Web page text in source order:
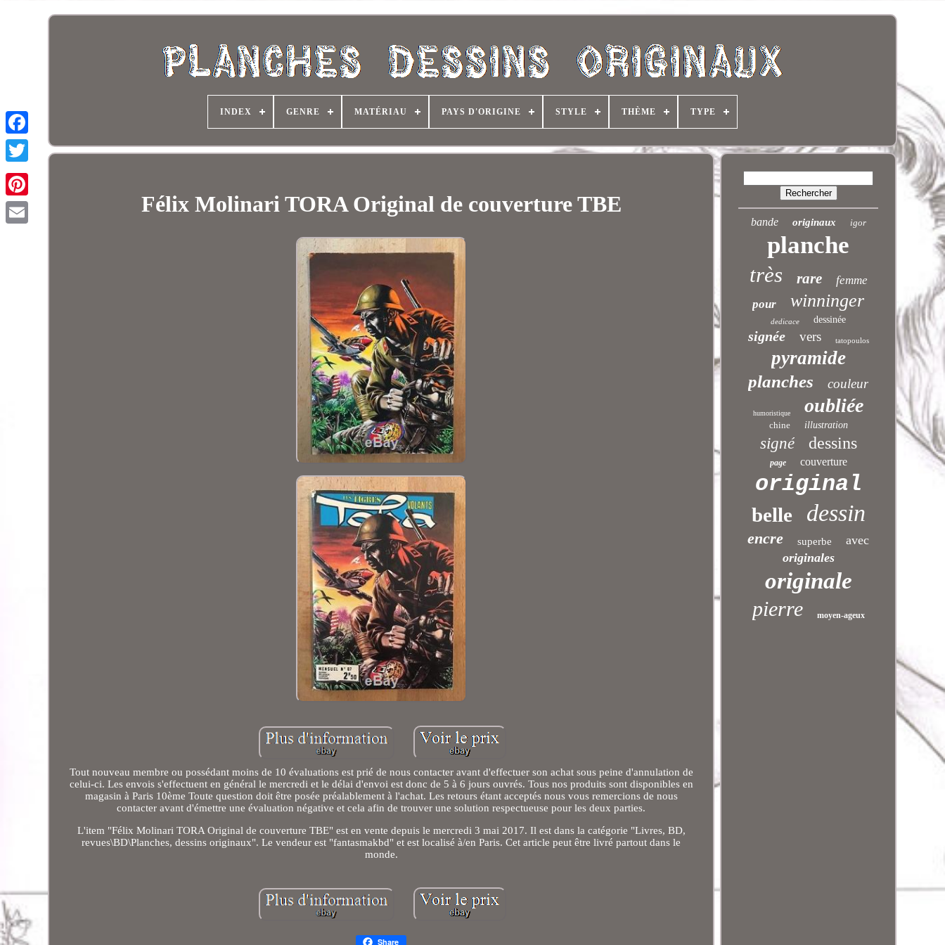
INDEX GENRE MATÉRIAU PAYS D'ORIGINE STYLE THÈME TYPE
Félix Molinari TORA Original de couverture TBE
Tout nouveau membre ou possédant moins de 10 évaluations est prié de nous contacter avant d'effectuer son achat sous peine d'annulation de
celui-ci. Les envois s'effectuent en général le mercredi et le délai d'envoi est donc de 5 à 6 jours ouvrés. Tous nos produits sont disponibles en
magasin à Paris 10ème Toute question doit être posée préalablement à l'achat. Les retours étant acceptés nous vous remercions de nous
contacter avant d'émettre une évaluation négative et cela afin de trouver une solution respectueuse pour les deux parties.
L'item "Félix Molinari TORA Original de couverture TBE" est en vente depuis le mercredi 3 mai 2017. Il est dans la catégorie "Livres, BD,
revues\BD\Planches, dessins originaux". Le vendeur est "fantasmakbd" et est localisé à/en Paris. Cet article peut être livré partout dans le
monde.
Share
bande originaux igor
planche
très rare
femme
pour
winninger
dedicace dessinée
signée vers tatopoulos
pyramide
planches couleur
humoristique oubliée
chine illustration
signé dessins
page couverture
original
belle dessin
encre superbe
avec
originales
originale
pierre moyen-ageux